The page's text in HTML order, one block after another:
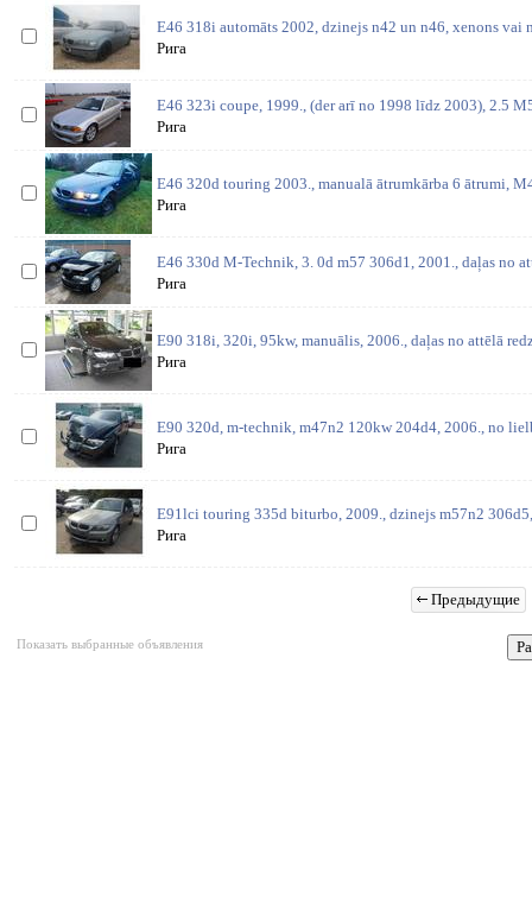
E46 318i automāts 2002, dzinejs n42 un n46, xenons vai
Рига
E46 323i coupe, 1999., (der arī no 1998 līdz 2003), 2.5
Рига
E46 320d touring 2003., manualā ātrumkārba 6 ātrumi,
Рига
E46 330d M-Technik, 3. 0d m57 306d1, 2001., daļas no
Рига
E90 318i, 320i, 95kw, manuālis, 2006., daļas no attēlā
Рига
E90 320d, m-technik, m47n2 120kw 204d4, 2006., no
Рига
E91lci touring 335d biturbo, 2009., dzinejs m57n2
Рига
Предыдущие
Показать выбранные объявления